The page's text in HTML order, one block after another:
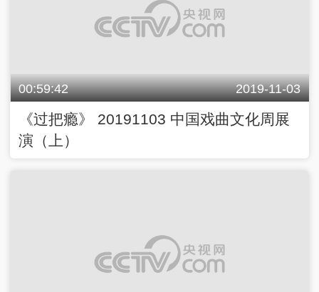
00:59:42 2019-11-03
《过把瘾》 20191103 中国戏曲文化周展
演（上）